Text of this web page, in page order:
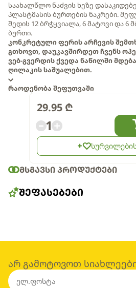
საახალწლო ნაძვის ხეზე
პლასტმასის ბურთების ნაკრები.
შედის 12 ბრჭყვიალა, 6 მატოვი და 6
ბურთი.
კონკრეტული ფერის არჩევის
გთხოვთ, დაუკავშირდეთ ჩვენს
ვებ-გვერდის ქვედა ნაწილში
ღილაკის საშუალებით.
რაოდენობა შეფუთვაში
29.95 ₾
1
ᲛᲡᲒᲐᲕᲡᲘ ᲞᲠᲝᲓᲣᲥᲢᲔᲑᲘ
ᲨᲔᲤᲐᲡᲔᲑᲔᲑᲘ
არ გამოტოვოთ